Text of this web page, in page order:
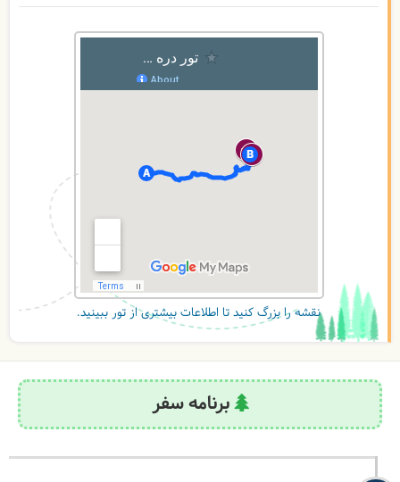
نقشه را بزرگ کنید تا اطلاعات بیشتری از تور ببینید.
برنامه سفر